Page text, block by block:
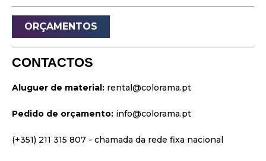
Som
Luz
Palcos
Websites
Identidade Visual
ORÇAMENTOS
CONTACTOS
Aluguer de material: rental@colorama.pt
Pedido de orçamento: info@colorama.pt
(+351) 211 315 807 - chamada da rede fixa nacional